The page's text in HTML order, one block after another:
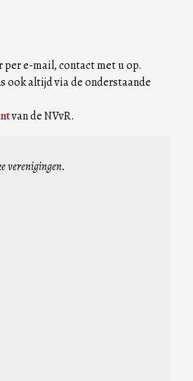
per e-mail, contact met u op.
ook altijd via de onderstaande
van de NVvR.
verenigingen.